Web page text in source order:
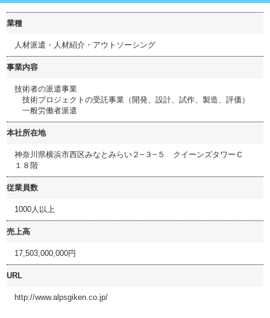
業種
人材派遣・人材紹介・アウトソーシング
事業内容
技術者の派遣事業
技術プロジェクトの受託事業（開発、設計、試作、製造、評価）
一般労働者派遣
本社所在地
神奈川県横浜市西区みなとみらい２−３−５ クイーンズタワーＣ
１８階
従業員数
1000人以上
売上高
17,503,000,000円
URL
http://www.alpsgiken.co.jp/